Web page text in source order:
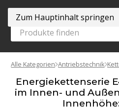
Zum Hauptinhalt springen
Alle Kategorien Antriebstechnik
Energiekettenserie
im Innen- und